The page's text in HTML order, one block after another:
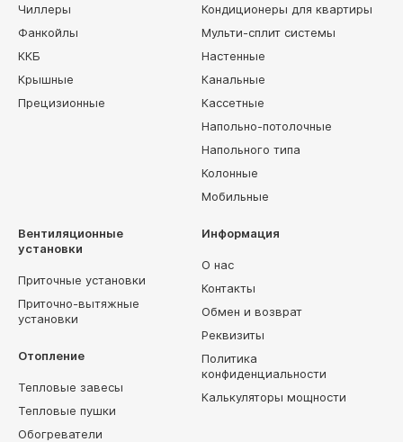
Чиллеры
Фанкойлы
ККБ
Крышные
Прецизионные
Кондиционеры для квартиры
Мульти-сплит системы
Настенные
Канальные
Кассетные
Напольно-потолочные
Напольного типа
Колонные
Мобильные
Вентиляционные
установки
Приточные установки
Приточно-вытяжные
установки
Отопление
Тепловые завесы
Тепловые пушки
Обогреватели
Информация
О нас
Контакты
Обмен и возврат
Реквизиты
Политика
конфиденциальности
Калькуляторы мощности